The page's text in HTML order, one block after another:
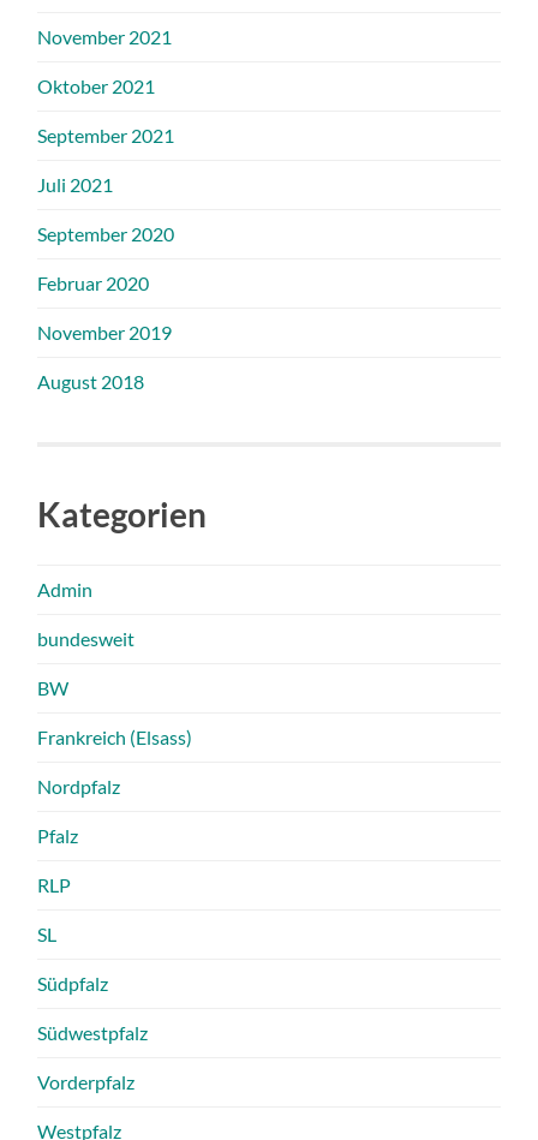
November 2021
Oktober 2021
September 2021
Juli 2021
September 2020
Februar 2020
November 2019
August 2018
Kategorien
Admin
bundesweit
BW
Frankreich (Elsass)
Nordpfalz
Pfalz
RLP
SL
Südpfalz
Südwestpfalz
Vorderpfalz
Westpfalz